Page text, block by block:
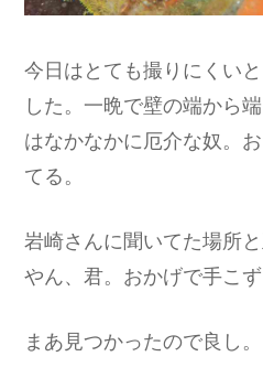
今日はとても撮りにくい
した。一晩で壁の端から
はなかなかに厄介な奴。
てる。
岩崎さんに聞いてた場所
やん、君。おかげで手こず
まあ見つかったので良し。